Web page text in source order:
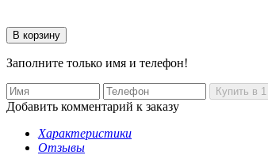
Заполните только имя и телефон!
Добавить комментарий к заказу
Характеристики
Отзывы